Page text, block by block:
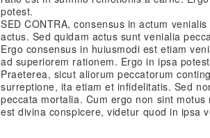
potest.
SED CONTRA, consensus in actum
actus. Sed quidam actus sunt venialia
Ergo consensus in huiusmodi est etiam
ad superiorem rationem. Ergo in ipsa
Praeterea, sicut aliorum peccatorum
surreptione, ita etiam et infidelitatis. Sed
peccata mortalia. Cum ergo non sint
est divina conspicere, videtur quod in ipsa